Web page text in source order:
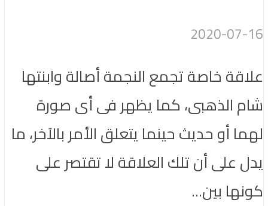
2020-07-16
علاقة خاصة تجمع النجمة أصالة وابنتها
شام الذهبى، كما يظهر فى أى صورة
لهما أو حديث حينما يتعلق الأمر بالآخر، ما
يدل على أن تلك العلاقة لا تقتصر على
كونها بين...